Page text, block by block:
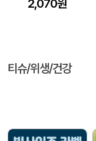
2,070원
티슈/위생/건강